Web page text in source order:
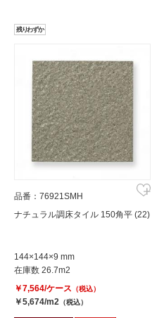
残りわずか
品番：76921SMH
ナチュラル調床タイル 150角平 (22)
144×144×9 mm
在庫数 26.7m2
￥7,564/ケース （税込）
￥5,674/m2 （税込）